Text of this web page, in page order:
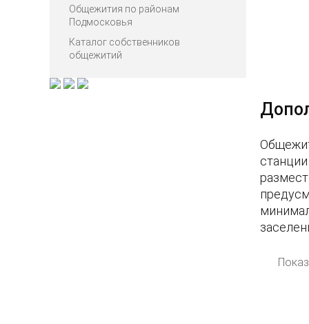
Общежития по районам
Подмосковья
Каталог собственников
общежитий